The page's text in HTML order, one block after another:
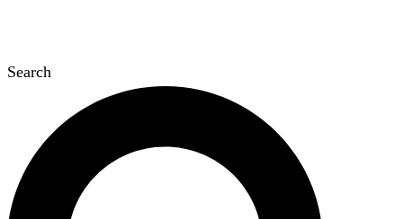
Search